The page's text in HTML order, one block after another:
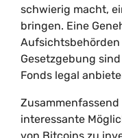
schwierig macht,
bringen. Eine
Gesetzgebung
Fonds legal
interessante